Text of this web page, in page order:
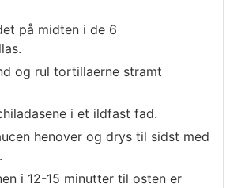
på midten i de 6
og rul tortillaerne stramt
i et ildfast fad.
henover og drys til sidst med
i 12-15 minutter til osten er